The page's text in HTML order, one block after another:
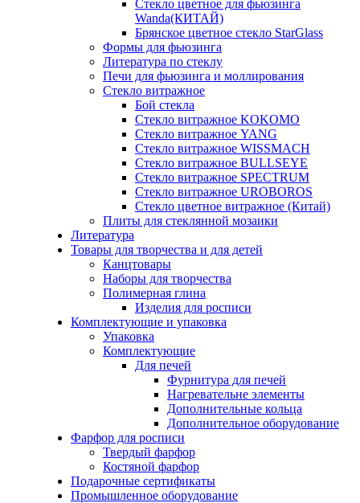
Стекло цветное для фьюзинга
Wanda(КИТАЙ)
Брянское цветное стекло StarGlass
Формы для фьюзинга
Литература по стеклу
Печи для фьюзинга и моллирования
Стекло витражное
Бой стекла
Стекло витражное KOKOMO
Стекло витражное YANG
Стекло витражное WISSMACH
Стекло витражное BULLSEYE
Стекло витражное SPECTRUM
Стекло витражное UROBOROS
Стекло цветное витражное (Китай)
Плиты для стеклянной мозаики
Литература
Товары для творчества и для детей
Канцтовары
Наборы для творчества
Полимерная глина
Изделия для росписи
Комплектующие и упаковка
Упаковка
Комплектующие
Для печей
Фурнитура для печей
Нагревательне элементы
Дополнительные кольца
Дополнительное оборудование
Фарфор для росписи
Твердый фарфор
Костяной фарфор
Подарочные сертификаты
Промышленное оборудование